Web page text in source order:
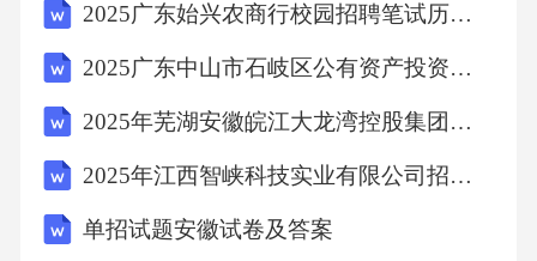
等，帮助孩子更好地管理时间。0306教学效果
评估观察学生是否能够准确识别时针、分针和
秒针，并理解它们之间的关系。课堂观察记录
能够理解时间的基本概念，如小时、分钟和
秒，以及它们之间的换算关系。学生对时间的
2025广东始兴农商行校园招聘笔试历年典型考题及考点剖析附带答案详解
2025广东中山市石岐区公有资产投资有限公司高管招聘综合与人员笔试历年备考题库附带答案详解
2025年芜湖安徽皖江大龙湾控股集团有限公司公开招聘13人笔试历年难易错考点试卷带答案解析
2025年江西智峡科技实业有限公司招聘2人笔试历年难易错考点试卷带答案解析
单招试题安徽试卷及答案